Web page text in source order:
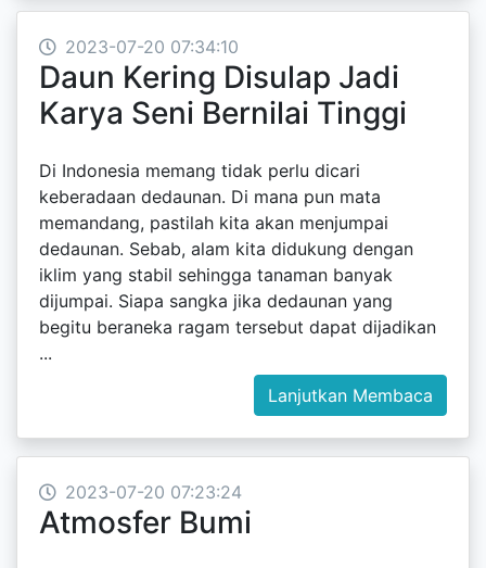
2023-07-20 07:34:10
Daun Kering Disulap Jadi
Karya Seni Bernilai Tinggi
Di Indonesia memang tidak perlu dicari
keberadaan dedaunan. Di mana pun mata
memandang, pastilah kita akan menjumpai
dedaunan. Sebab, alam kita didukung dengan
iklim yang stabil sehingga tanaman banyak
dijumpai. Siapa sangka jika dedaunan yang
begitu beraneka ragam tersebut dapat dijadikan
...
Lanjutkan Membaca
2023-07-20 07:23:24
Atmosfer Bumi